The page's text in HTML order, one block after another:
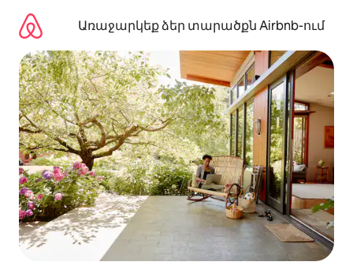
բովանդակությանըԱռաջարկեք ձեր տարածքն Airbnb-ում